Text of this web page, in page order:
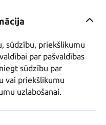
sūdzību, priekšlikumu
par pašvaldības
sūdzību par
vai priekšlikumu
uzlabošanai.